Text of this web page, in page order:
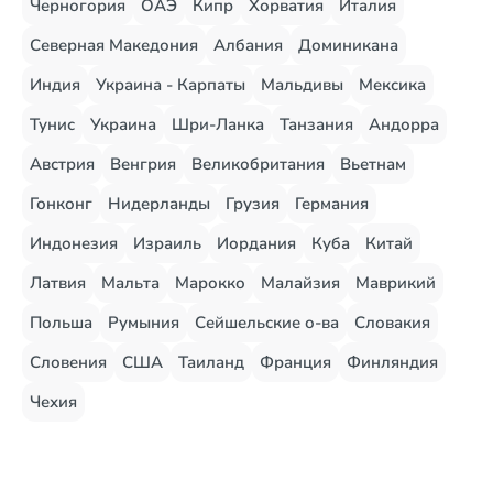
Черногория
ОАЭ Кипр Хорватия
Италия
Северная Македония
Албания
Доминикана
Индия
Украина - Карпаты Мальдивы
Мексика
Тунис
Украина Шри-Ланка Танзания
Андорра
Австрия
Венгрия Великобритания
Вьетнам
Гонконг
Нидерланды Грузия
Германия
Индонезия
Израиль Иордания Куба
Китай
Латвия
Мальта Марокко Малайзия
Маврикий
Польша
Румыния Сейшельские о-ва
Словакия
Словения
США Таиланд Франция
Финляндия
Чехия